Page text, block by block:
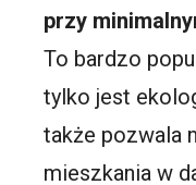
przy
To bardzo
tylko jest
także pozwala
mieszkania w